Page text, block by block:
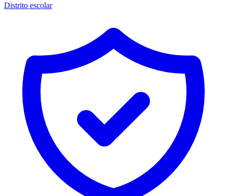
Distrito escolar